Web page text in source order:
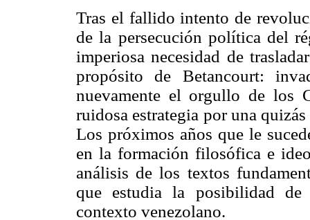
Tras el fallido intento de
de la persecución política del
imperiosa necesidad de
propósito de Betancourt:
nuevamente el orgullo de los
ruidosa estrategia por una
Los próximos años que le
en la formación filosófica e
análisis de los textos
que estudia la posibilidad
contexto venezolano.